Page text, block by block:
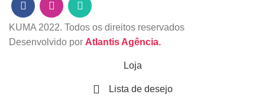
KUMA 2022. Todos os direitos reservados
Desenvolvido por Atlantis Agência.
Loja
Lista de desejo